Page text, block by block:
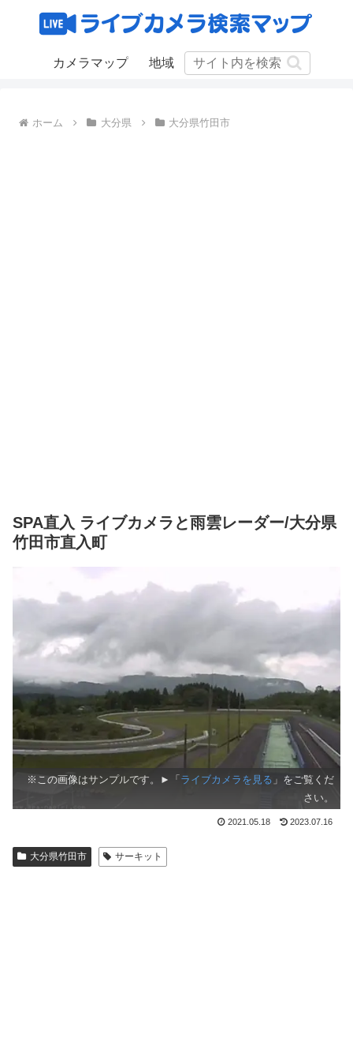
カメラマップ 地域
ホーム 大分県 大分県竹田市
SPA直入 ライブカメラと雨雲レーダー/大分県
竹田市直入町
※この画像はサンプルです。►「 ライブカメラを見る 」をご覧くだ
さい。
2021.05.18 2023.07.16
大分県竹田市 サーキット